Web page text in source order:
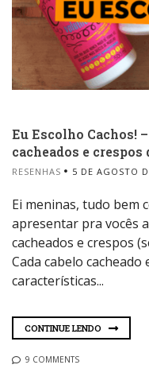
Eu Escolho Cachos!
cacheados e crespos
RESENHAS 5 DE AGOSTO
Ei meninas, tudo bem
apresentar pra vocês
cacheados e crespos
Cada cabelo cacheado
características...
CONTINUE LENDO
9 COMMENTS